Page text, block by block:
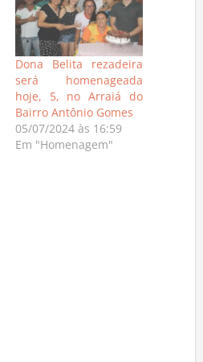
Dona Belita rezadeira
será homenageada
hoje, 5, no Arraiá do
Bairro Antônio Gomes
05/07/2024 às 16:59
Em "Homenagem"